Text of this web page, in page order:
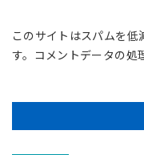
このサイトはスパムを
す。 コメントデータの処